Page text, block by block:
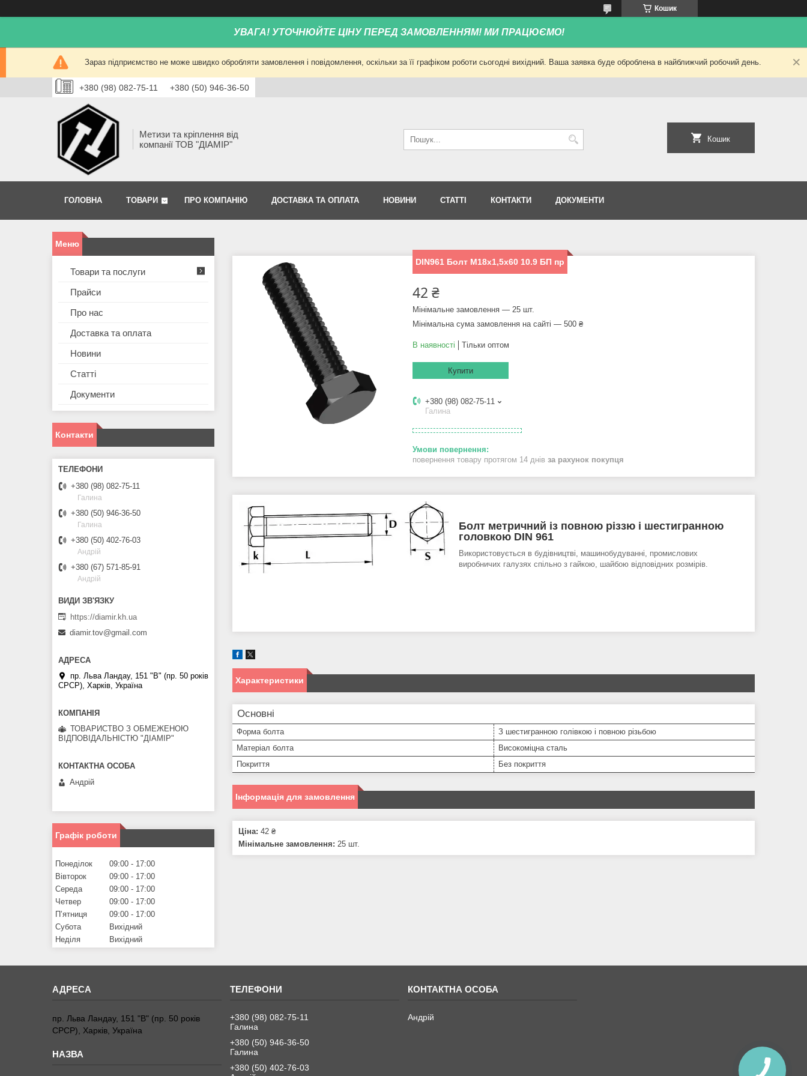
Кошик
УВАГА! УТОЧНЮЙТЕ ЦІНУ ПЕРЕД ЗАМОВЛЕННЯМ! МИ ПРАЦЮЄМО!
Зараз підприємство не може швидко обробляти замовлення і повідомлення, оскільки за її графіком роботи сьогодні вихідний. Ваша заявка буде оброблена в найближчий робочий день.
+380 (98) 082-75-11 +380 (50) 946-36-50
Метизи та кріплення від
компанії ТОВ "ДІАМІР"
Кошик
ГОЛОВНА ТОВАРИ ПРО КОМПАНІЮ ДОСТАВКА ТА ОПЛАТА НОВИНИ СТАТТІ КОНТАКТИ ДОКУМЕНТИ
DIN961 Болт М18х1,5х60 10.9 БП пр
42 ₴
Мінімальне замовлення — 25 шт.
Мінімальна сума замовлення на сайті — 500 ₴
В наявності Тільки оптом
Купити
+380 (98) 082-75-11
Галина
повернення товару протягом 14 днів за рахунок покупця
Болт метричний із повною різзю і шестигранною
головкою DIN 961
Використовується в будівництві, машинобудуванні, промислових
виробничих галузях спільно з гайкою, шайбою відповідних розмірів.
Характеристики
Основні
Форма болта
З шестигранною голівкою і повною різьбою
Матеріал болта
Високоміцна сталь
Покриття
Без покриття
Інформація для замовлення
Ціна: 42 ₴
Мінімальне замовлення: 25 шт.
Товари та послуги
Прайси
Про нас
Доставка та оплата
Новини
Статті
Документи
Контакти
+380 (98) 082-75-11
Галина
+380 (50) 946-36-50
Галина
+380 (50) 402-76-03
Андрій
+380 (67) 571-85-91
Андрій
https://diamir.kh.ua
diamir.tov@gmail.com
пр. Льва Ландау, 151 "В" (пр. 50 років
СРСР), Харків, Україна
ТОВАРИСТВО З ОБМЕЖЕНОЮ
ВІДПОВІДАЛЬНІСТЮ "ДІАМІР"
Андрій
Графік роботи
Понеділок 09:00
17:00
Вівторок
09:00
17:00
Середа
09:00
17:00
Четвер
09:00
17:00
Пʼятниця
09:00
17:00
Субота
Вихідний
Неділя
Вихідний
пр. Льва Ландау, 151 "В" (пр. 50 років
СРСР), Харків, Україна
+380 (98) 082-75-11
Галина
+380 (50) 946-36-50
Галина
+380 (50) 402-76-03
Андрій